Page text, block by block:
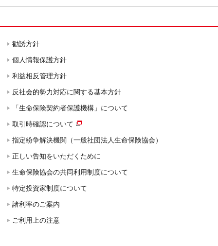
勧誘方針
個人情報保護方針
利益相反管理方針
反社会的勢力対応に関する基本方針
「生命保険契約者保護機構」について
取引時確認について
指定紛争解決機関（一般社団法人生命保険協会）
正しい告知をいただくために
生命保険協会の共同利用制度について
特定投資家制度について
諸利率のご案内
ご利用上の注意